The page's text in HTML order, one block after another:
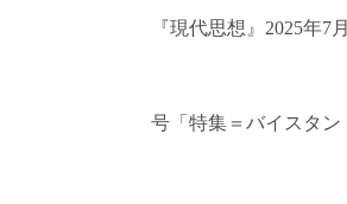
『現代思想』2025年7月
号「特集＝バイスタン